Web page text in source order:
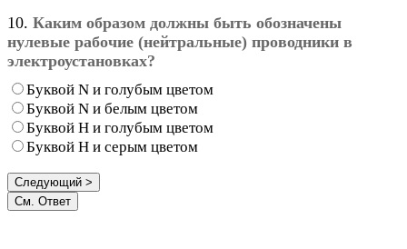
10. Каким образом должны быть обозначены
нулевые рабочие (нейтральные) проводники в
электроустановках?
Буквой N и голубым цветом
Буквой N и белым цветом
Буквой Н и голубым цветом
Буквой Н и серым цветом